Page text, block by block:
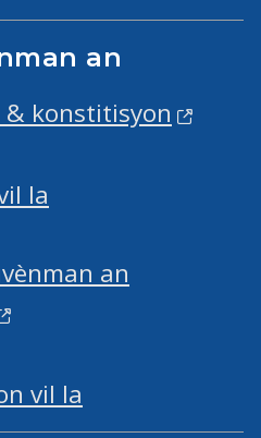
an
konstitisyon
la
an
vil la